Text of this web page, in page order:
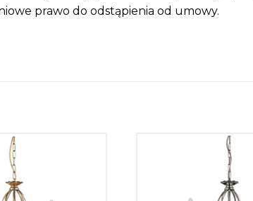
prawo do odstąpienia od umowy.